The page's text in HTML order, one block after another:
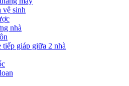
vệ sinh
nhà
tiếp giáp giữa 2 nhà